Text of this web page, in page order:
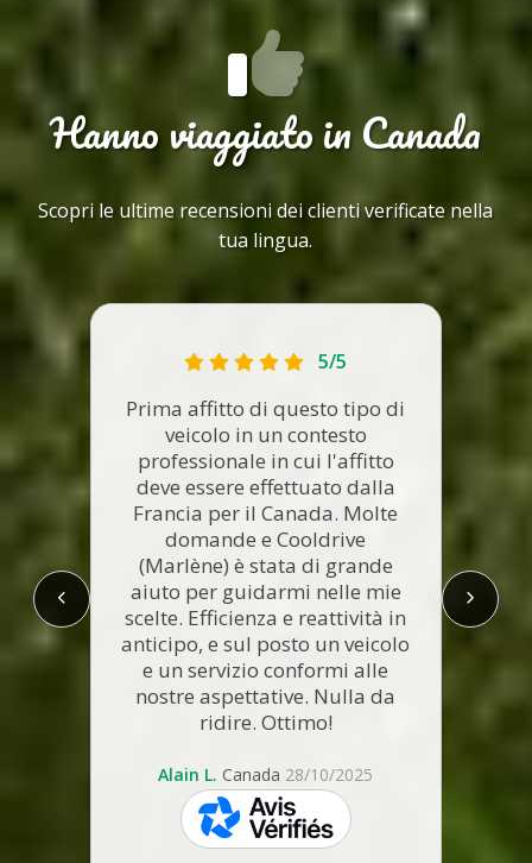
Hanno viaggiato in Canada
Scopri le ultime recensioni dei clienti verificate nella
tua lingua.
5/5
Prima affitto di questo tipo di
veicolo in un contesto
professionale in cui l'affitto
deve essere effettuato dalla
Francia per il Canada. Molte
domande e Cooldrive
(Marlène) è stata di grande
aiuto per guidarmi nelle mie
scelte. Efficienza e reattività in
anticipo, e sul posto un veicolo
e un servizio conformi alle
nostre aspettative. Nulla da
ridire. Ottimo!
Alain L. Canada 28/10/2025
skeepers
è
per